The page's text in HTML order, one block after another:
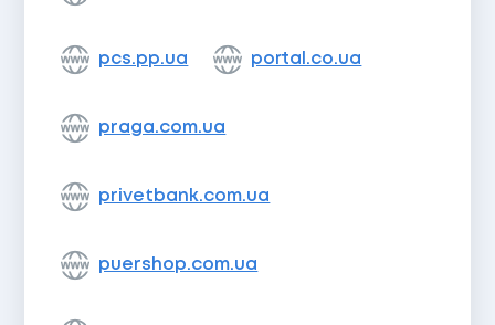
pcs.pp.ua portal.co.ua
praga.com.ua
privetbank.com.ua
puershop.com.ua